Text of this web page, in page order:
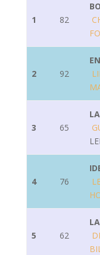
1 82
2 92
3 65
4 76
5 62